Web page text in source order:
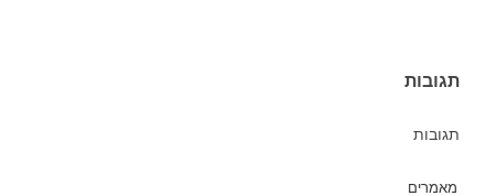
תגובות
תגובות
מאמרים